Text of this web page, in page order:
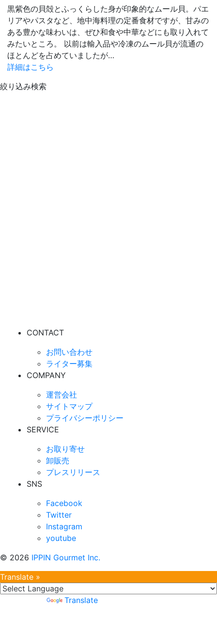
黒紫色の貝殻とふっくらした身が印象的なムール貝。パエ
リアやパスタなど、地中海料理の定番食材ですが、甘みの
ある豊かな味わいは、ぜひ和食や中華などにも取り入れて
みたいところ。 以前は輸入品や冷凍のムール貝が流通の
ほとんどを占めていましたが…
詳細はこちら
絞り込み検索
CONTACT
お問い合わせ
ライター募集
COMPANY
運営会社
サイトマップ
プライバシーポリシー
SERVICE
お取り寄せ
卸販売
プレスリリース
SNS
Facebook
Twitter
Instagram
youtube
© 2026 IPPIN Gourmet Inc.
Translate »
Translate